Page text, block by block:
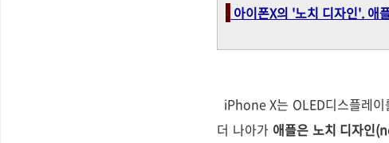
- 아이폰X의 '노치 디자인'. 애
iPhone X는 OLED디스플레
더 나아가 애플은 노치 디자인